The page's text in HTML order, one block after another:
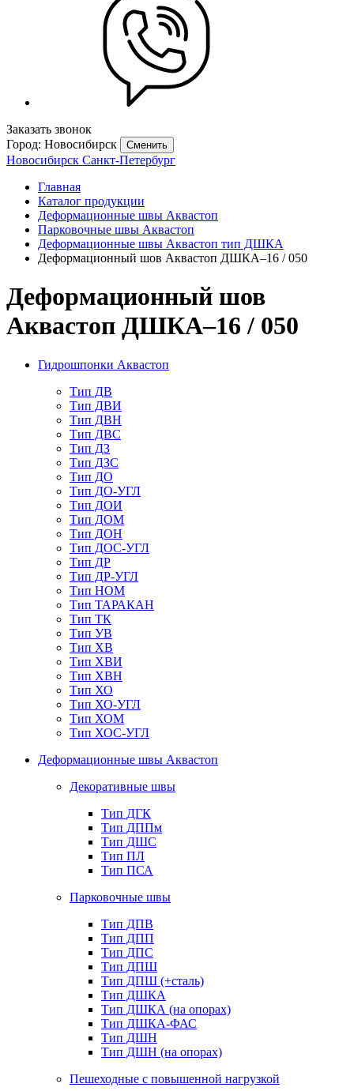
Заказать звонок
Город: Новосибирск
Сменить
Новосибирск Санкт-Петербург
Главная
Каталог продукции
Деформационные швы Аквастоп
Парковочные швы Аквастоп
Деформационные швы Аквастоп тип ДШКА
Деформационный шов Аквастоп ДШКА–16 / 050
Деформационный шов
Аквастоп ДШКА–16 / 050
Гидрошпонки Аквастоп
Тип ДВ
Тип ДВИ
Тип ДВН
Тип ДВС
Тип ДЗ
Тип ДЗС
Тип ДО
Тип ДО-УГЛ
Тип ДОИ
Тип ДОМ
Тип ДОН
Тип ДОС-УГЛ
Тип ДР
Тип ДР-УГЛ
Тип НОМ
Тип ТАРАКАН
Тип ТК
Тип УВ
Тип ХВ
Тип ХВИ
Тип ХВН
Тип ХО
Тип ХО-УГЛ
Тип ХОМ
Тип ХОС-УГЛ
Деформационные швы Аквастоп
Декоративные швы
Тип ДГК
Тип ДППм
Тип ДШС
Тип ПЛ
Тип ПСА
Парковочные швы
Тип ДПВ
Тип ДПП
Тип ДПС
Тип ДПШ
Тип ДПШ (+сталь)
Тип ДШКА
Тип ДШКА (на опорах)
Тип ДШКА-ФАС
Тип ДШН
Тип ДШН (на опорах)
Пешеходные с повышенной нагрузкой